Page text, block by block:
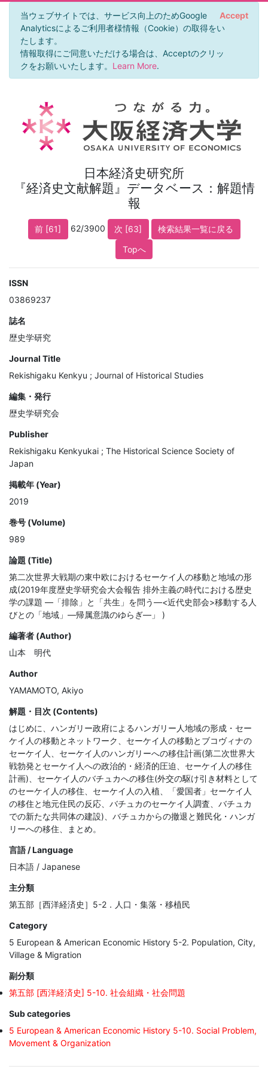
当ウェブサイトでは、サービス向上のためGoogle
Analyticsによるご利用者様情報（Cookie）の取得をい
たします。
情報取得にご同意いただける場合は、Acceptのクリッ
クをお願いいたします。 Learn More.
Accept
日本経済史研究所
『経済史文献解題』データベース：解題情
報
前 [61] 62/3900 次 [63]
検索結果一覧に戻る
Topへ
ISSN
03869237
誌名
歴史学研究
Journal Title
Rekishigaku Kenkyu ; Journal of Historical Studies
編集・発行
歴史学研究会
Publisher
Rekishigaku Kenkyukai ; The Historical Science Society of
Japan
掲載年 (Year)
2019
巻号 (Volume)
989
論題 (Title)
第二次世界大戦期の東中欧におけるセーケイ人の移動と地域の形
成(2019年度歴史学研究会大会報告 排外主義の時代における歴史
学の課題 ―「排除」と「共生」を問う―<近代史部会>移動する人
びとの「地域」―帰属意識のゆらぎ―」 )
編著者 (Author)
山本 明代
Author
YAMAMOTO, Akiyo
解題・目次 (Contents)
はじめに、ハンガリー政府によるハンガリー人地域の形成・セー
ケイ人の移動とネットワーク、セーケイ人の移動とブコヴィナの
セーケイ人、セーケイ人のハンガリーへの移住計画(第二次世界大
戦勃発とセーケイ人への政治的・経済的圧迫、セーケイ人の移住
計画)、セーケイ人のバチュカへの移住(外交の駆け引き材料として
のセーケイ人の移住、セーケイ人の入植、「愛国者」セーケイ人
の移住と地元住民の反応、バチュカのセーケイ人調査、バチュカ
での新たな共同体の建設)、バチュカからの撤退と難民化・ハンガ
リーへの移住、まとめ。
言語 / Language
日本語 / Japanese
主分類
第五部［西洋経済史］5-2．人口・集落・移植民
Category
5 European & American Economic History 5-2. Population, City,
Village & Migration
副分類
第五部 [西洋経済史] 5-10. 社会組織・社会問題
Sub categories
5 European & American Economic History 5-10. Social Problem,
Movement & Organization